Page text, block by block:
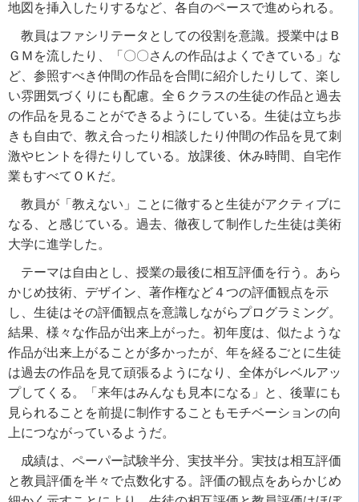
地図を挿入したりするなど、各自のペースで進められる。
教員はファシリテータとしての役割を意識。授業中はＢ
ＧＭを流したり、「〇〇さんの作品はよくできている」な
ど、参照すべき仲間の作品を合間に紹介したりして、楽し
い雰囲気づくりにも配慮。全６クラスの生徒の作品と過去
の作品を見ることができるようにしている。生徒は立ち歩
きも自由で、教え合ったり相談したり仲間の作品を見て刺
激やヒントを得たりしている。放課後、休み時間、自宅作
業もすべてＯＫだ。
教員が「教えない」ことに徹すると生徒がアクティブに
なる、と感じている。過去、徹夜して制作した生徒は美術
大学に進学した。
テーマは自由とし、授業の最後に相互評価を行う。あら
かじめ技術、デザイン、著作権など４つの評価観点を示
し、生徒はその評価観点を意識しながらプログラミング。
結果、様々な作品が出来上がった。初年度は、似たような
作品が出来上がることが多かったが、年を経るごとに生徒
は過去の作品を見て頑張るようになり、全体がレベルアッ
プしてくる。「来年はみんなも見本になる」と、後輩にも
見られることを前提に制作することもモチベーションの向
上につながっているようだ。
成績は、ペーパー試験半分、実技半分。実技は相互評価
と教員評価を半々で点数化する。評価の観点をあらかじめ